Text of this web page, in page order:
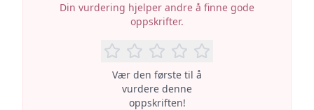
Din vurdering hjelper andre å finne gode
oppskrifter.
Vær den første til å
vurdere denne
oppskriften!